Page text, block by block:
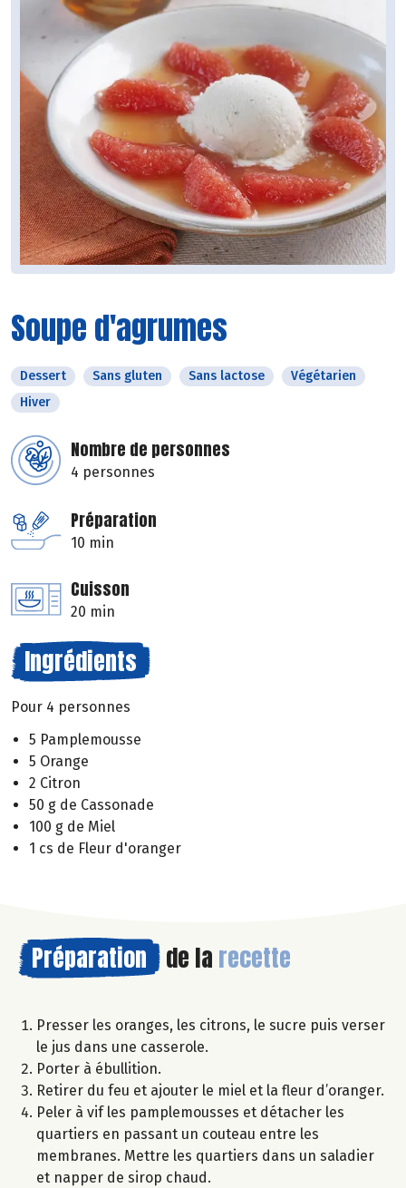
Soupe d'agrumes
Dessert Sans gluten Sans lactose
Végétarien
Hiver
Nombre de personnes
4 personnes
Préparation
10 min
Cuisson
20 min
Ingrédients
Pour 4 personnes
5 Pamplemousse
5 Orange
2 Citron
50 g de Cassonade
100 g de Miel
1 cs de Fleur d'oranger
Préparation de la recette
Presser les oranges, les citrons, le sucre puis verser
le jus dans une casserole.
Porter à ébullition.
Retirer du feu et ajouter le miel et la fleur d’oranger.
Peler à vif les pamplemousses et détacher les
quartiers en passant un couteau entre les
membranes. Mettre les quartiers dans un saladier
et napper de sirop chaud.